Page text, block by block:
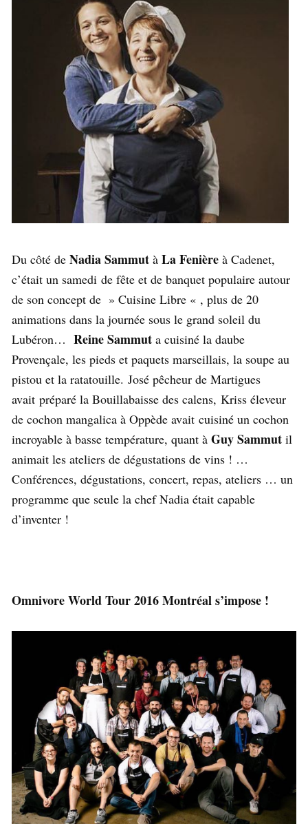
Du côté de Nadia Sammut à La Fenière à Cadenet,
c’était un samedi de fête et de banquet populaire autour
de son concept de » Cuisine Libre « , plus de 20
animations dans la journée sous le grand soleil du
Lubéron… Reine Sammut a cuisiné la daube
Provençale, les pieds et paquets marseillais, la soupe au
pistou et la ratatouille. José pêcheur de Martigues
avait préparé la Bouillabaisse des calens, Kriss éleveur
de cochon mangalica à Oppède avait cuisiné un cochon
incroyable à basse température, quant à Guy Sammut il
animait les ateliers de dégustations de vins ! …
Conférences, dégustations, concert, repas, ateliers … un
programme que seule la chef Nadia était capable
d’inventer !
Omnivore World Tour 2016 Montréal s’impose !